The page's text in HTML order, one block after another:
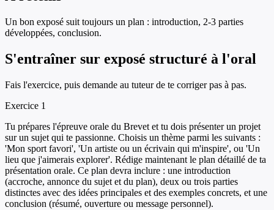
Un bon exposé suit toujours un plan : introduction, 2-3 parties
développées, conclusion.
S'entraîner sur exposé structuré à l'oral
Fais l'exercice, puis demande au tuteur de te corriger pas à pas.
Exercice 1
Tu prépares l'épreuve orale du Brevet et tu dois présenter un projet
sur un sujet qui te passionne. Choisis un thème parmi les suivants :
'Mon sport favori', 'Un artiste ou un écrivain qui m'inspire', ou 'Un
lieu que j'aimerais explorer'. Rédige maintenant le plan détaillé de ta
présentation orale. Ce plan devra inclure : une introduction
(accroche, annonce du sujet et du plan), deux ou trois parties
distinctes avec des idées principales et des exemples concrets, et une
conclusion (résumé, ouverture ou message personnel).